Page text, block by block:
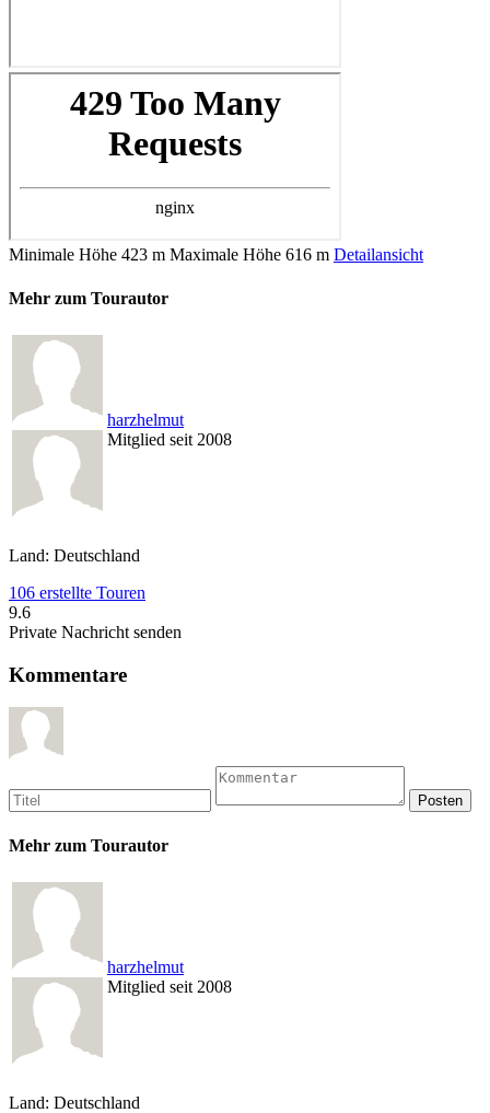
Minimale Höhe 423 m Maximale Höhe 616 m Detailansicht
Mehr zum Tourautor
harzhelmut
Mitglied seit 2008
Land: Deutschland
106 erstellte Touren
9.6
Private Nachricht senden
Kommentare
Mehr zum Tourautor
harzhelmut
Mitglied seit 2008
Land: Deutschland